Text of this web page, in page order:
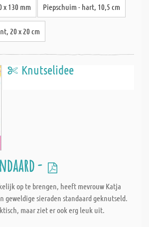
130 mm Piepschuim - hart, 10,5 cm
20 x 20 cm
Knutselidee
-
op te brengen, heeft mevrouw Katja
geweldige sieraden standaard geknutseld.
maar ziet er ook erg leuk uit.